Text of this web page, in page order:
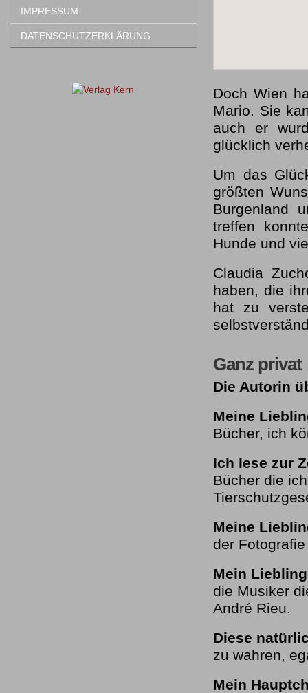
IMPRESSUM
DATENSCHUTZERKLÄRUNG
Doch Wien
Mario. Sie
auch er
glücklich
Um das
größten
Burgenland
treffen
Hunde und
Claudia
haben, die
hat zu
Ganz
Die Autorin
Meine
Bücher, ich
Ich lese zur
Bücher die
Meine
der Fotografie
Mein
die Musiker
André Rieu.
Diese
zu wahren,
Mein